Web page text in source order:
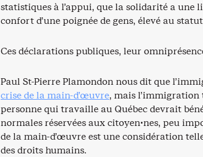
statistiques à l’appui, que la solidarité a une
confort d’une poignée de gens, élevé au
Ces déclarations publiques, leur
Paul St-Pierre Plamondon nous dit que
crise de la main-d’œuvre, mais l’immigration
personne qui travaille au Québec devrait
normales réservées aux citoyen·nes, peu
de la main-d’œuvre est une considération
des droits humains.